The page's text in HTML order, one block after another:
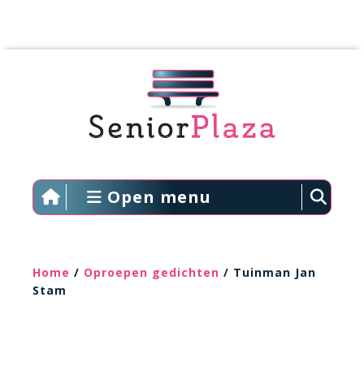
Open menu
Home / Oproepen gedichten / Tuinman Jan
Stam